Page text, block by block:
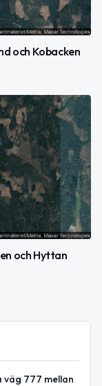
och Kobacken
och Hyttan
777 mellan